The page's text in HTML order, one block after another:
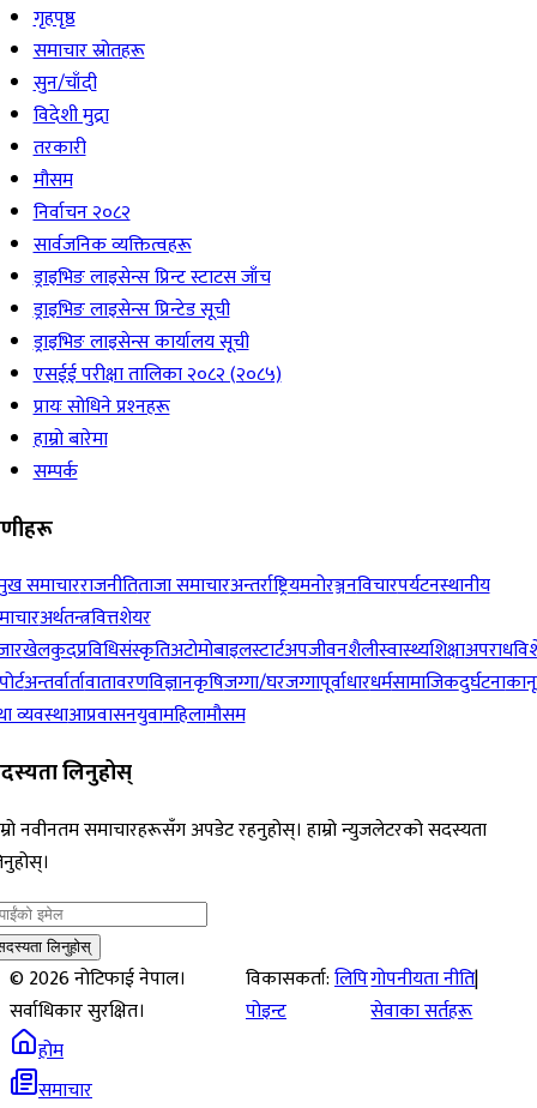
गृहपृष्ठ
समाचार स्रोतहरू
सुन/चाँदी
विदेशी मुद्रा
तरकारी
मौसम
निर्वाचन २०८२
सार्वजनिक व्यक्तित्वहरू
ड्राइभिङ लाइसेन्स प्रिन्ट स्टाटस जाँच
ड्राइभिङ लाइसेन्स प्रिन्टेड सूची
ड्राइभिङ लाइसेन्स कार्यालय सूची
एसईई परीक्षा तालिका २०८२ (२०८५)
प्रायः सोधिने प्रश्‍नहरू
हाम्रो बारेमा
सम्पर्क
समाचारराजनीतिताजा समाचारअन्तर्राष्ट्रियमनोरञ्जनविचारपर्यटनस्थानीय
अर्थतन्त्रवित्तशेयर
खेलकुदप्रविधिसंस्कृतिअटोमोबाइलस्टार्टअपजीवनशैलीस्वास्थ्यशिक्षाअपराध
अन्तर्वार्तावातावरणविज्ञानकृषिजग्गा/घरजग्गापूर्वाधारधर्मसामाजिकदुर्घटना
व्यवस्थाआप्रवासनयुवामहिलामौसम
लिनुहोस्
नवीनतम समाचारहरूसँग अपडेट रहनुहोस्। हाम्रो न्युजलेटरको सदस्यता
लिनुहोस्
©2026नोटिफाई नेपाल।
सर्वाधिकार सुरक्षित।
विकासकर्ता:लिपि
पोइन्ट
गोपनीयता नीति|
सेवाका सर्तहरू
होम
समाचार